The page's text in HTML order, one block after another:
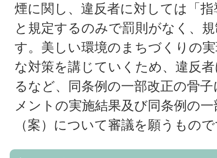
煙に関し、違反者に対しては「
と規定するのみで罰則がなく、
す。美しい環境のまちづくりの
な対策を講じていくため、違反
るなど、同条例の一部改正の骨
メントの実施結果及び同条例の
（案）について審議を願うもの